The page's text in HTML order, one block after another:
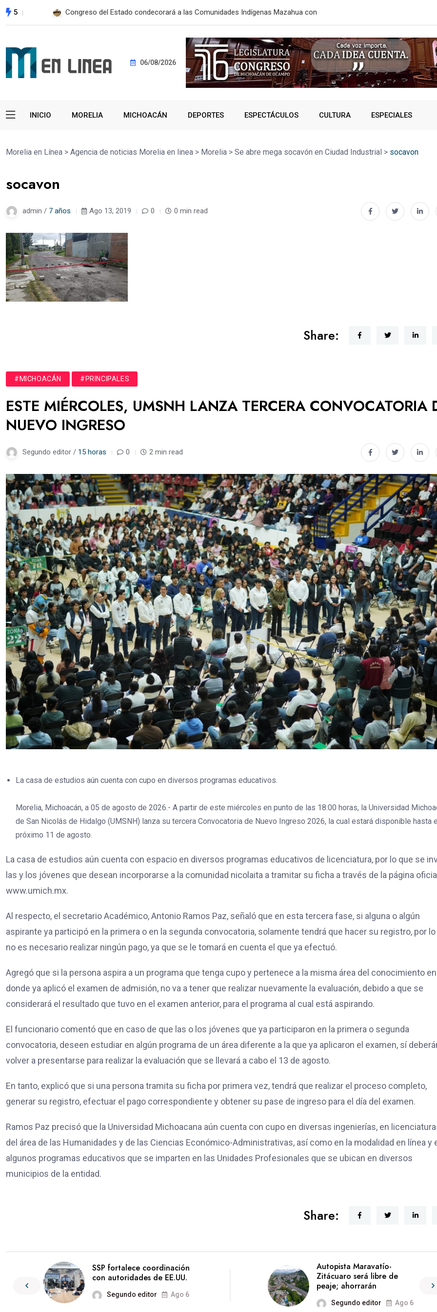
5 Autopista Maravatío-Zitácuaro será libre de peaje; ahorrarán 40 minutos de
06/08/2026
INICIO MORELIA MICHOACÁN DEPORTES ESPECTÁCULOS CULTURA ESPECIALES
Morelia en Línea > Agencia de noticias Morelia en linea > Morelia > Se abre mega socavón en Ciudad Industrial > socavon
socavon
admin / 7 años Ago 13, 2019 0 0 min read
Share:
#MICHOACÁN #PRINCIPALES
ESTE MIÉRCOLES, UMSNH LANZA TERCERA CONVOCATORIA
NUEVO INGRESO
Segundo editor / 15 horas 0 2 min read
La casa de estudios aún cuenta con cupo en diversos programas educativos.
Morelia, Michoacán, a 05 de agosto de 2026.- A partir de este miércoles en punto de las 18:00 horas, la Universidad
de San Nicolás de Hidalgo (UMSNH) lanza su tercera Convocatoria de Nuevo Ingreso 2026, la cual estará disponible hasta
próximo 11 de agosto.
La casa de estudios aún cuenta con espacio en diversos programas educativos de licenciatura, por lo que se
las y los jóvenes que desean incorporarse a la comunidad nicolaita a tramitar su ficha a través de la página
www.umich.mx.
Al respecto, el secretario Académico, Antonio Ramos Paz, señaló que en esta tercera fase, si alguna o algún
aspirante ya participó en la primera o en la segunda convocatoria, solamente tendrá que hacer su registro, por
no es necesario realizar ningún pago, ya que se le tomará en cuenta el que ya efectuó.
Agregó que si la persona aspira a un programa que tenga cupo y pertenece a la misma área del conocimiento en
donde ya aplicó el examen de admisión, no va a tener que realizar nuevamente la evaluación, debido a que se
considerará el resultado que tuvo en el examen anterior, para el programa al cual está aspirando.
El funcionario comentó que en caso de que las o los jóvenes que ya participaron en la primera o segunda
convocatoria, deseen estudiar en algún programa de un área diferente a la que ya aplicaron el examen, sí
volver a presentarse para realizar la evaluación que se llevará a cabo el 13 de agosto.
En tanto, explicó que si una persona tramita su ficha por primera vez, tendrá que realizar el proceso completo,
generar su registro, efectuar el pago correspondiente y obtener su pase de ingreso para el día del examen.
Ramos Paz precisó que la Universidad Michoacana aún cuenta con cupo en diversas ingenierías, en
del área de las Humanidades y de las Ciencias Económico-Administrativas, así como en la modalidad en línea y
algunos programas educativos que se imparten en las Unidades Profesionales que se ubican en diversos
municipios de la entidad.
Share:
SSP fortalece coordinación
con autoridades de EE.UU.
Segundo editor Ago 6
Autopista Maravatío-
Zitácuaro será libre de
peaje; ahorrarán
Segundo editor Ago 6